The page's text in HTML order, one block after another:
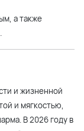
а также
и жизненной
и мягкостью,
В 2026 году в